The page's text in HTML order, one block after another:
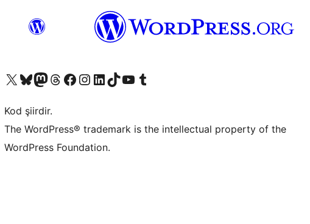
X (eski Twitter) hesabımıza bakın
Bluesky hesabımızı ziyaret edinMastodon hesabımızı ziyaret edinThreads hesabımızı ziyaret edinFacebook sayfamızı ziyaret edinInstagram hesabımızı ziyaret edinLinkedIn hesabımızı ziyaret edinTikTok hesabımızı ziyaret edinYouTube kanalımızı ziyaret edinTumblr hesabımızı ziyaret edin
Kod şiirdir.
The WordPress® trademark is the intellectual property of the
WordPress Foundation.